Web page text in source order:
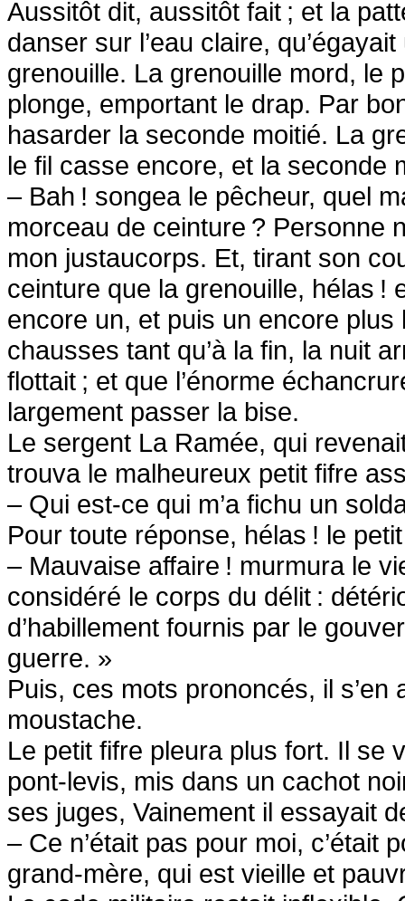
Aussitôt dit, aussitôt fait ; et la
danser sur l’eau claire,
grenouille. La grenouille mord, le
plonge, emportant le drap. Par
hasarder la seconde moitié. La
le fil casse encore, et la seconde
– Bah ! songea le pêcheur, quel
morceau de ceinture ? Personne
mon justaucorps. Et, tirant son
ceinture que la grenouille, hélas !
encore un, et puis un encore plus
chausses tant qu’à la fin, la nuit
flottait ; et que l’énorme
largement passer la bise.
Le sergent La Ramée, qui
trouva le malheureux petit fifre
– Qui est-ce qui m’a fichu un
Pour toute réponse, hélas ! le
– Mauvaise affaire ! murmura le
considéré le corps du délit :
d’habillement fournis par le
guerre. »
Puis, ces mots prononcés, il
moustache.
Le petit fifre pleura plus fort. Il se
pont-levis, mis dans un cachot
ses juges, Vainement il essayait
– Ce n’était pas pour moi, c’était
grand-mère, qui est vieille et